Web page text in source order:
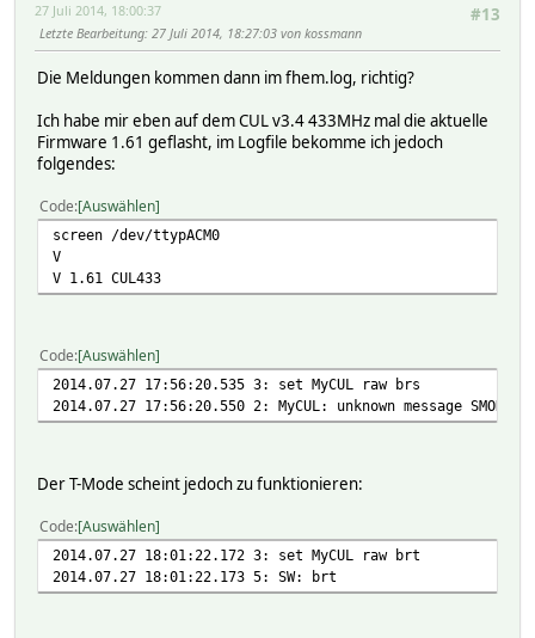
#13
27 Juli 2014, 18:00:37
Letzte Bearbeitung: 27 Juli 2014, 18:27:03 von kossmann
Die Meldungen kommen dann im fhem.log, richtig?
Ich habe mir eben auf dem CUL v3.4 433MHz mal die aktuelle
Firmware 1.61 geflasht, im Logfile bekomme ich jedoch
folgendes:
Code Auswählen
screen /dev/ttypACM0
V
V 1.61 CUL433
Code Auswählen
2014.07.27 17:56:20.535 3: set MyCUL raw brs
2014.07.27 17:56:20.550 2: MyCUL: unknown message SMODE
Der T-Mode scheint jedoch zu funktionieren:
Code Auswählen
2014.07.27 18:01:22.172 3: set MyCUL raw brt
2014.07.27 18:01:22.173 5: SW: brt